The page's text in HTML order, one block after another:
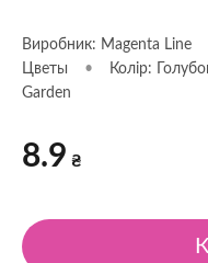
Виробник: Magenta Line
Цветы
• Колір:
Garden
8.9 ₴